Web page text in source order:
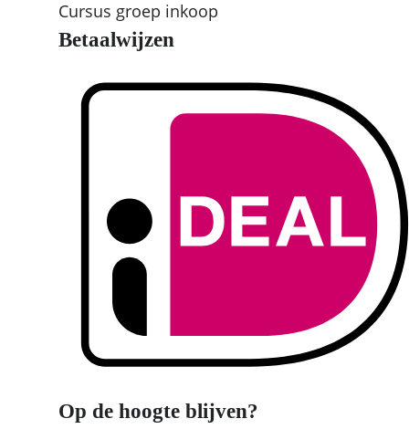
Cursus groep inkoop
Betaalwijzen
Op de hoogte blijven?